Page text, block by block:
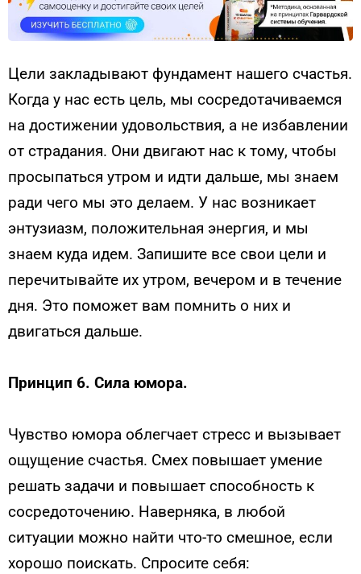
Цели закладывают фундамент нашего счастья.
Когда у нас есть цель, мы сосредотачиваемся
на достижении удовольствия, а не избавлении
от страдания. Они двигают нас к тому, чтобы
просыпаться утром и идти дальше, мы знаем
ради чего мы это делаем. У нас возникает
энтузиазм, положительная энергия, и мы
знаем куда идем. Запишите все свои цели и
перечитывайте их утром, вечером и в течение
дня. Это поможет вам помнить о них и
двигаться дальше.
Принцип 6. Сила юмора.
Чувство юмора облегчает стресс и вызывает
ощущение счастья. Смех повышает умение
решать задачи и повышает способность к
сосредоточению. Наверняка, в любой
ситуации можно найти что-то смешное, если
хорошо поискать. Спросите себя: